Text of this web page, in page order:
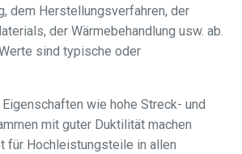
dem Herstellungsverfahren, der
der Wärmebehandlung usw. ab.
sind typische oder
wie hohe Streck- und
mit guter Duktilität machen
für Hochleistungsteile in allen